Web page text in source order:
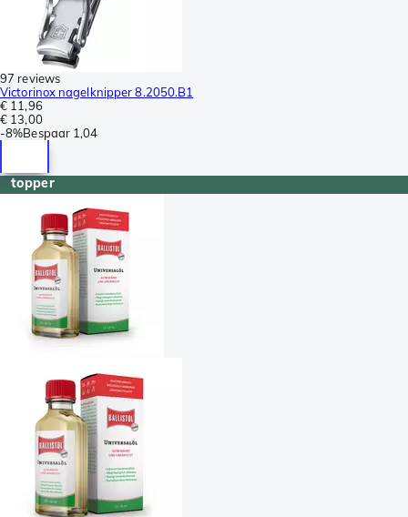
97 reviews
Victorinox nagelknipper 8.2050.B1
€ 11,96
€ 13,00
-8%Bespaar 1,04
topper